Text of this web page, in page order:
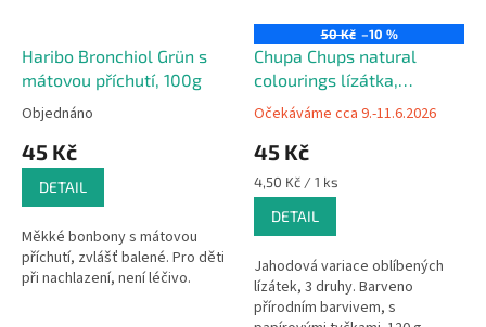
Haribo Bronchiol Grün s
mátovou příchutí, 100g
Objednáno
45 Kč
DETAIL
Měkké bonbony s mátovou
příchutí, zvlášť balené. Pro děti
při nachlazení, není léčivo.
50 Kč –10 %
Chupa Chups natural
colourings lízátka,
jahodové variace, 10 ks
Očekáváme cca 9.-11.6.2026
45 Kč
Měrná
cena:
4,50 Kč / 1 ks
DETAIL
Jahodová variace oblíbených
lízátek, 3 druhy. Barveno
přírodním barvivem, s